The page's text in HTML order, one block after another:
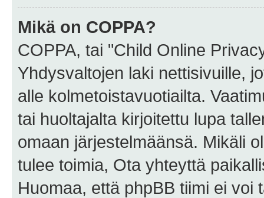
Mikä on COPPA?
COPPA, tai "Child Online
Yhdysvaltojen laki nettisivuille,
alle kolmetoistavuotiailta.
tai huoltajalta kirjoitettu lupa
omaan järjestelmäänsä. Mikäli
tulee toimia, Ota yhteyttä
Huomaa, että phpBB tiimi ei